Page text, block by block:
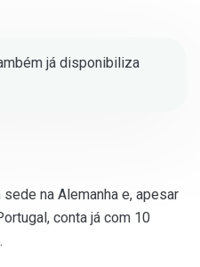
já disponibiliza
na Alemanha e, apesar
conta já com 10